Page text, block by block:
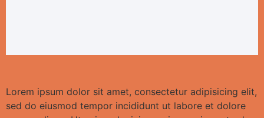
Lorem ipsum dolor sit amet, consectetur adipisicing elit,
sed do eiusmod tempor incididunt ut labore et dolore